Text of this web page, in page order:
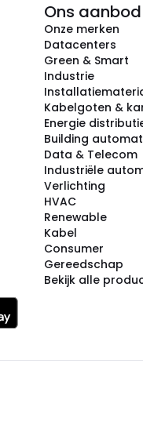
Ons aanbod
Onze merken
Datacenters
Green & Smart
Industrie
Kabelgoten &
Energie
Building
Data & Telecom
Industriële
Verlichting
HVAC
Renewable
Kabel
Consumer
Gereedschap
Bekijk alle